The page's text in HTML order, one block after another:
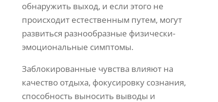
обнаружить выход, и если этого не
происходит естественным путем, могут
развиться разнообразные физически-
эмоциональные симптомы.
Заблокированные чувства влияют на
качество отдыха, фокусировку сознания,
способность выносить выводы и